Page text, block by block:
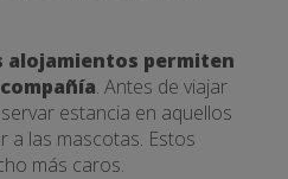
alojamientos permiten
. Antes de viajar
estancia en aquellos
a las mascotas. Estos
más caros.